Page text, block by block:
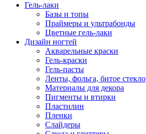
Гель-лаки
Базы и топы
Праймеры и ультрабонды
Цветные гель-лаки
Дизайн ногтей
Акварельные краски
Гель-краски
Гель-пасты
Ленты, фольга, битое стекло
Материалы для декора
Пигменты и втирки
Пластилин
Пленки
Слайдеры